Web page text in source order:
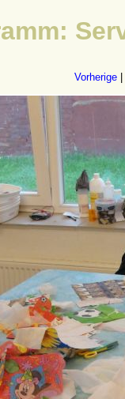
Vorherige